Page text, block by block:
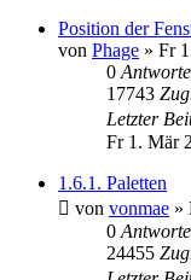
Position der
von Phage » Fr
0
17743
Letzter
Fr 1. Mär
1.6.1. Paletten
von vonmae »
0
24455